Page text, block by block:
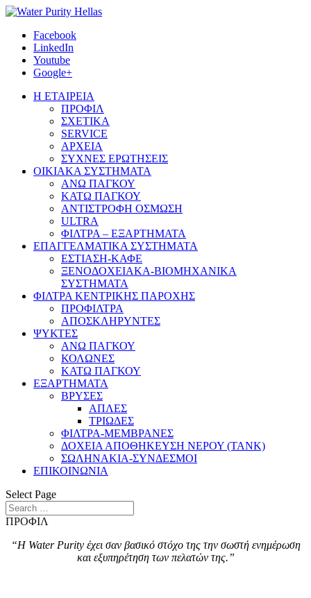
Facebook
LinkedIn
Youtube
Google+
Η ΕΤΑΙΡΕΙΑ
ΠΡΟΦΙΛ
ΣΧΕΤΙΚΑ
SERVICE
ΑΡΧΕΙΑ
ΣΥΧΝΕΣ ΕΡΩΤΗΣΕΙΣ
ΟΙΚΙΑΚΑ ΣΥΣΤΗΜΑΤΑ
ΑΝΩ ΠΑΓΚΟΥ
ΚΑΤΩ ΠΑΓΚΟΥ
ΑΝΤΙΣΤΡΟΦΗ ΟΣΜΩΣΗ
ULTRA
ΦΙΛΤΡΑ – ΕΞΑΡΤΗΜΑΤΑ
ΕΠΑΓΓΕΛΜΑΤΙΚΑ ΣΥΣΤΗΜΑΤΑ
ΕΣΤΙΑΣΗ-ΚΑΦΕ
ΞΕΝΟΔΟΧΕΙΑΚΑ-ΒΙΟΜΗΧΑΝΙΚΑ
ΣΥΣΤΗΜΑΤΑ
ΦΙΛΤΡΑ ΚΕΝΤΡΙΚΗΣ ΠΑΡΟΧΗΣ
ΠΡΟΦΙΛΤΡΑ
ΑΠΟΣΚΛΗΡΥΝΤΕΣ
ΨΥΚΤΕΣ
ΑΝΩ ΠΑΓΚΟΥ
ΚΟΛΩΝΕΣ
ΚΑΤΩ ΠΑΓΚΟΥ
ΕΞΑΡΤΗΜΑΤΑ
ΒΡΥΣΕΣ
ΑΠΛΕΣ
ΤΡΙΩΔΕΣ
ΦΙΛΤΡΑ-ΜΕΜΒΡΑΝΕΣ
ΔΟΧΕΙΑ ΑΠΟΘΗΚΕΥΣΗ ΝΕΡΟΥ (TANK)
ΣΩΛΗΝΑΚΙΑ-ΣΥΝΔΕΣΜΟΙ
ΕΠΙΚΟΙΝΩΝΙΑ
Select Page
ΠΡΟΦΙΛ
“Η Water Purity έχει σαν βασικό στόχο της την σωστή ενημέρωση
και εξυπηρέτηση των πελατών της.”